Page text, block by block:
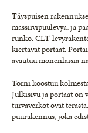
Täyspuisen
massiivipuulevyä, ja
runko. CLT-
kiertävät portaat.
avautuu monenlaisia
Torni koostuu
Julkisivu ja portaat on
turvaverkot ovat
puurakennus, joka